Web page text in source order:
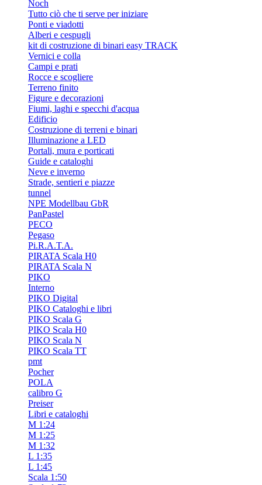
Noch
Tutto ciò che ti serve per iniziare
Ponti e viadotti
Alberi e cespugli
kit di costruzione di binari easy TRACK
Vernici e colla
Campi e prati
Rocce e scogliere
Terreno finito
Figure e decorazioni
Fiumi, laghi e specchi d'acqua
Edificio
Costruzione di terreni e binari
Illuminazione a LED
Portali, mura e porticati
Guide e cataloghi
Neve e inverno
Strade, sentieri e piazze
tunnel
NPE Modellbau GbR
PanPastel
PECO
Pegaso
Pi.R.A.T.A.
PIRATA Scala H0
PIRATA Scala N
PIKO
Interno
PIKO Digital
PIKO Cataloghi e libri
PIKO Scala G
PIKO Scala H0
PIKO Scala N
PIKO Scala TT
pmt
Pocher
POLA
calibro G
Preiser
Libri e cataloghi
M 1:24
M 1:25
M 1:32
L 1:35
L 1:45
Scala 1:50